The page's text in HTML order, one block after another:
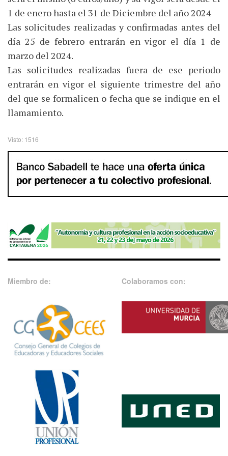
1 de enero hasta el 31 de Diciembre del año 2024
Las solicitudes realizadas y confirmadas antes del
día 25 de febrero entrarán en vigor el día 1 de
marzo del 2024.
Las solicitudes realizadas fuera de ese periodo
entrarán en vigor el siguiente trimestre del año
del que se formalicen o fecha que se indique en el
llamamiento.
Visto: 1516
Miembro de: Colaboramos con: